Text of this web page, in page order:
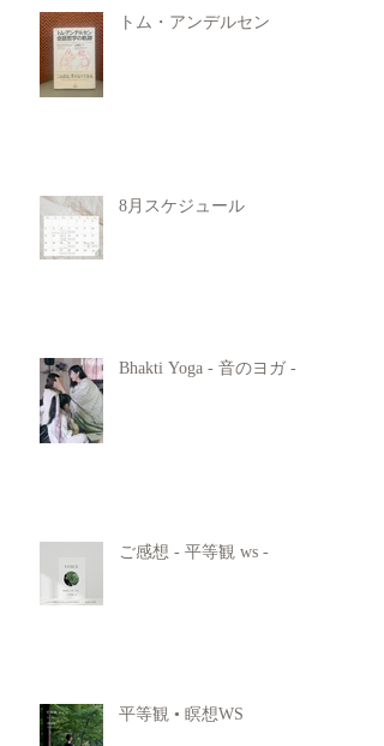
トム・アンデルセン
8月スケジュール
Bhakti Yoga - 音のヨガ -
ご感想 - 平等観 ws -
平等観 • 瞑想WS